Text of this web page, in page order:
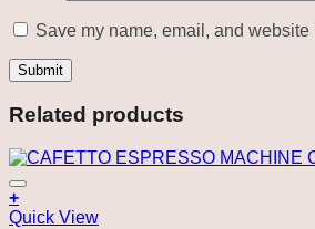
Save my name, email, and
Related products
+
Quick View